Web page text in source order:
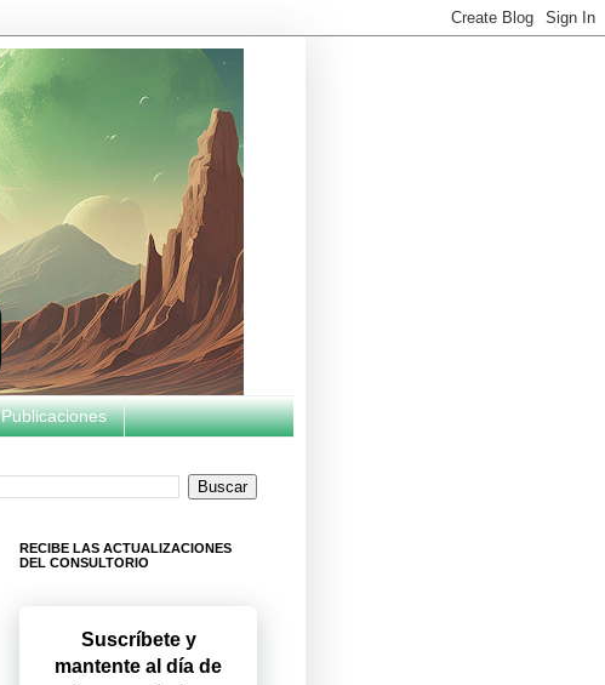
Publicaciones
RECIBE LAS ACTUALIZACIONES
DEL CONSULTORIO
Suscríbete y
mantente al día de